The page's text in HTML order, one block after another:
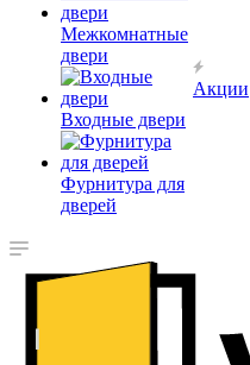
Межкомнатные
двери
Входные двери
Фурнитура для
дверей
Акции